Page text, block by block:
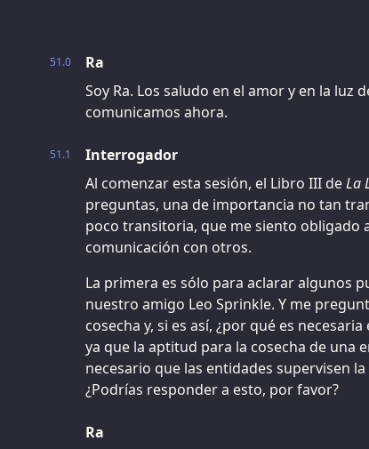
51.0
Ra
Soy Ra. Los saludo en el amor y en la luz
comunicamos ahora.
51.1
Interrogador
Al comenzar esta sesión, el Libro III deLa
preguntas, una de importancia no tan
poco transitoria, que me siento obligado
comunicación con otros.
La primera es sólo para aclarar algunos
nuestro amigo Leo Sprinkle. Y me
cosecha y, si es así, ¿por qué es
ya que la aptitud para la cosecha de una
necesario que las entidades supervisen
¿Podrías responder a esto, por favor?
Ra